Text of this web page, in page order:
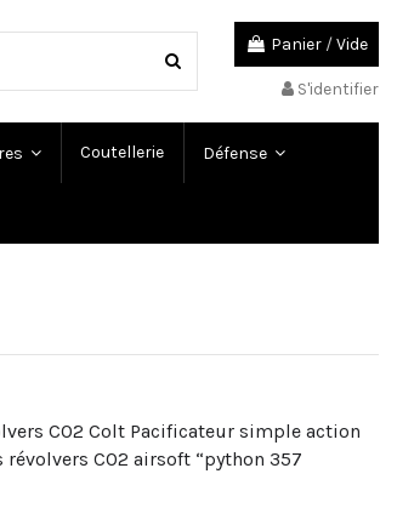
Panier /Vide
S'identifier
Coutellerie Défense
CO2 Colt Pacificateur simple action
CO2 airsoft “python 357